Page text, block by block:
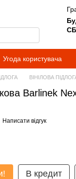
Угода користувача
ВІНІЛОВА
Barlinek
Написати відгук
В кредит